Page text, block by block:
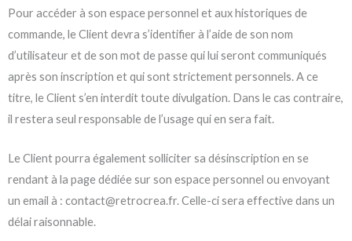
Pour accéder à son espace personnel et aux historiques de
commande, le Client devra s’identifier à l’aide de son nom
d’utilisateur et de son mot de passe qui lui seront communiqués
après son inscription et qui sont strictement personnels. A ce
titre, le Client s’en interdit toute divulgation. Dans le cas contraire,
il restera seul responsable de l’usage qui en sera fait.
Le Client pourra également solliciter sa désinscription en se
rendant à la page dédiée sur son espace personnel ou envoyant
un email à : contact@retrocrea.fr. Celle-ci sera effective dans un
délai raisonnable.